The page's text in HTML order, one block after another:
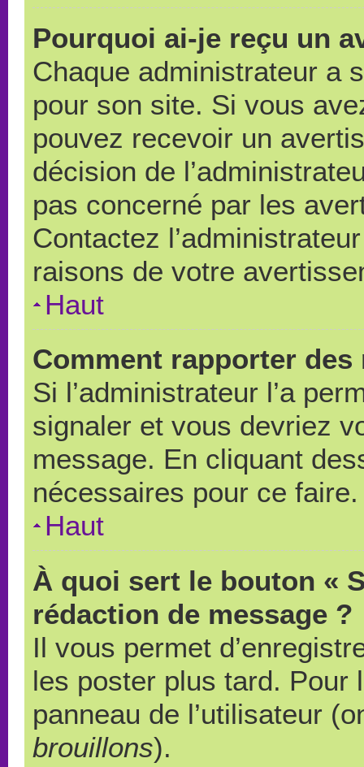
Pourquoi ai-je reçu un
Chaque administrateur a
pour son site. Si vous
pouvez recevoir un
décision de
pas concerné par les
Contactez
raisons de votre
Haut
Comment rapporter
Si l’administrateur l’a
signaler et vous devriez
message. En cliquant
nécessaires pour ce faire.
Haut
À quoi sert le bouton «
rédaction de message ?
Il vous permet
les poster plus tard. Pour
panneau de l’utilisateur
brouillons).